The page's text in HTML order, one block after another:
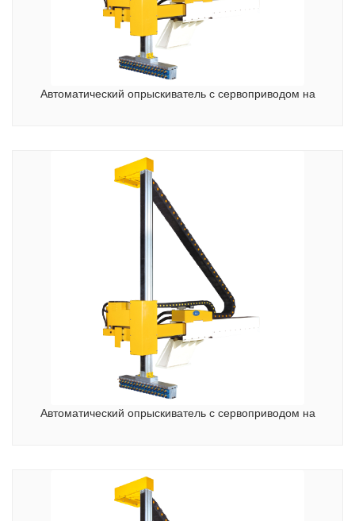
Автоматический опрыскиватель с сервоприводом на
Автоматический опрыскиватель с сервоприводом на